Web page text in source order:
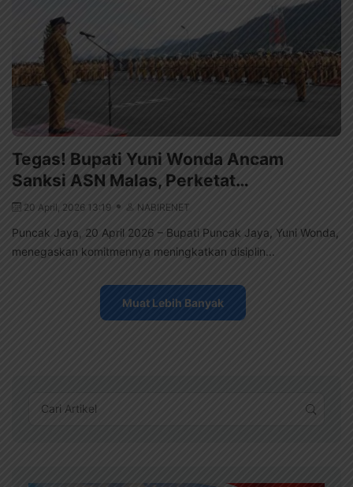
Tegas! Bupati Yuni Wonda Ancam
Sanksi ASN Malas, Perketat…
20 April, 2026 13:19 NABIRENET
Puncak Jaya, 20 April 2026 – Bupati Puncak Jaya, Yuni Wonda,
menegaskan komitmennya meningkatkan disiplin...
Muat Lebih Banyak